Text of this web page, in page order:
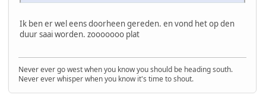
Ik ben er wel eens doorheen gereden. en vond het op den
duur saai worden. zooooooo plat
Never ever go west when you know you should be heading south.
Never ever whisper when you know it's time to shout.